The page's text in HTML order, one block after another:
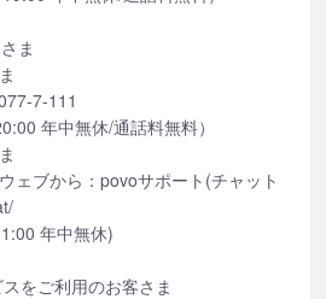
ま
7-111
年中無休/通話料無料）
から：povoサポート(チャット
年中無休)
をご利用のお客さま